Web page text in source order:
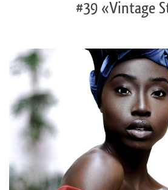
#39 «Vintage